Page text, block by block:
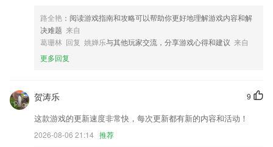
路全艳 ：阅读游戏指南和攻略可以帮助你更好地理解游戏内容和解
决难题 来自
葛珊林 回复 姚婵乐与其他玩家交流，分享游戏心得和建议 来自
更多回复
9
贺涛乐
这款游戏的更新速度非常快，每次更新都有新的内容和活动！
2026-08-06 21:14 推荐